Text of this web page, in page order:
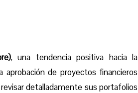
, una tendencia positiva hacia la
aprobación de proyectos financieros
detalladamente sus portafolios